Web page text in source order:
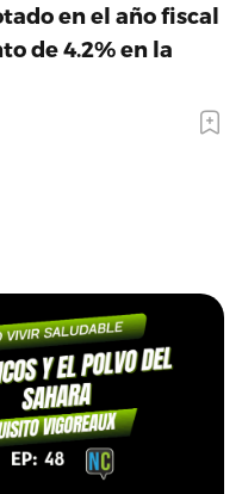
en el año fiscal
de 4.2% en la